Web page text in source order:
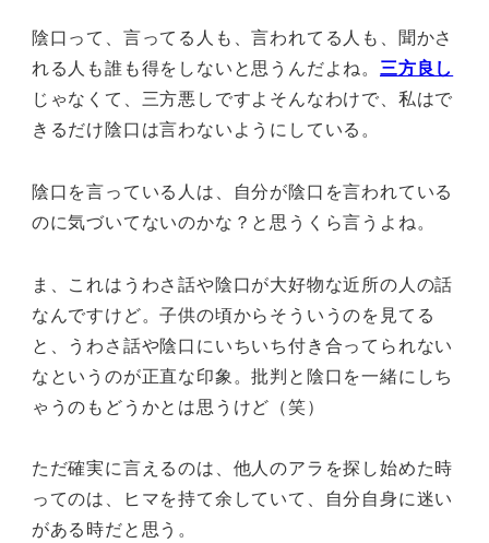
陰口って、言ってる人も、言われてる人も、聞かさ
れる人も誰も得をしないと思うんだよね。 三方良し
じゃなくて、三方悪しですよそんなわけで、私はで
きるだけ陰口は言わないようにしている。
陰口を言っている人は、自分が陰口を言われている
のに気づいてないのかな？と思うくら言うよね。
ま、これはうわさ話や陰口が大好物な近所の人の話
なんですけど。子供の頃からそういうのを見てる
と、うわさ話や陰口にいちいち付き合ってられない
なというのが正直な印象。批判と陰口を一緒にしち
ゃうのもどうかとは思うけど（笑）
ただ確実に言えるのは、他人のアラを探し始めた時
ってのは、ヒマを持て余していて、自分自身に迷い
がある時だと思う。